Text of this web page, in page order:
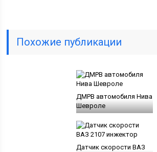
Похожие публикации
ДМРВ автомобиля Нива
Шевроле
Датчик скорости ВАЗ